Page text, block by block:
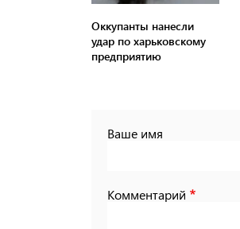
Оккупанты нанесли
удар по харьковскому
предприятию
Ваше имя
Комментарий